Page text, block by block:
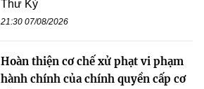
Thư Kỳ
21:30 07/08/2026
Hoàn thiện cơ chế xử phạt vi phạm
hành chính của chính quyền cấp cơ